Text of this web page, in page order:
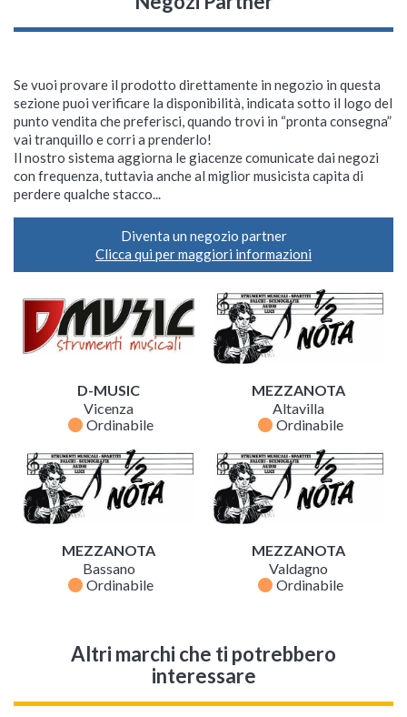
Se vuoi provare il prodotto direttamente in negozio in questa
sezione puoi verificare la disponibilità, indicata sotto il logo del
punto vendita che preferisci, quando trovi in “pronta consegna”
vai tranquillo e corri a prenderlo!
Il nostro sistema aggiorna le giacenze comunicate dai negozi
con frequenza, tuttavia anche al miglior musicista capita di
perdere qualche stacco...
Diventa un negozio partner
Clicca qui per maggiori informazioni
D-MUSIC
Vicenza
fiber_manual_record Ordinabile
MEZZANOTA
Altavilla
fiber_manual_record Ordinabile
MEZZANOTA
Bassano
fiber_manual_record Ordinabile
MEZZANOTA
Valdagno
fiber_manual_record Ordinabile
Altri marchi che ti potrebbero
interessare